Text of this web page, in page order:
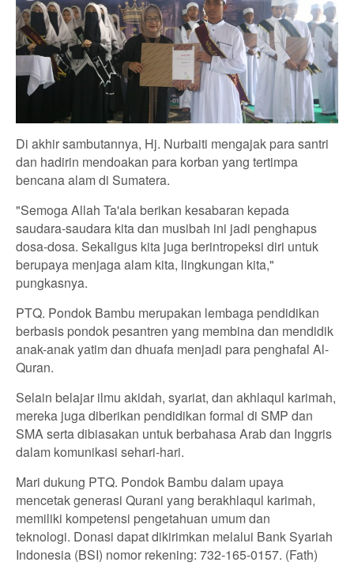
Di akhir sambutannya, Hj. Nurbaiti mengajak para santri
dan hadirin mendoakan para korban yang tertimpa
bencana alam di Sumatera.
"Semoga Allah Ta'ala berikan kesabaran kepada
saudara-saudara kita dan musibah ini jadi penghapus
dosa-dosa. Sekaligus kita juga berintropeksi diri untuk
berupaya menjaga alam kita, lingkungan kita,"
pungkasnya.
PTQ. Pondok Bambu merupakan lembaga pendidikan
berbasis pondok pesantren yang membina dan mendidik
anak-anak yatim dan dhuafa menjadi para penghafal Al-
Quran.
Selain belajar ilmu akidah, syariat, dan akhlaqul karimah,
mereka juga diberikan pendidikan formal di SMP dan
SMA serta dibiasakan untuk berbahasa Arab dan Inggris
dalam komunikasi sehari-hari.
Mari dukung PTQ. Pondok Bambu dalam upaya
mencetak generasi Qurani yang berakhlaqul karimah,
memiliki kompetensi pengetahuan umum dan
teknologi. Donasi dapat dikirimkan melalui Bank Syariah
Indonesia (BSI) nomor rekening: 732-165-0157. (Fath)